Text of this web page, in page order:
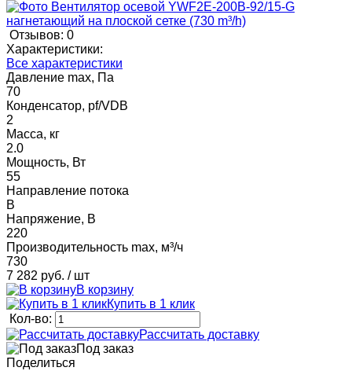
Отзывов: 0
Характеристики:
Все характеристики
Давление max, Па
70
Конденсатор, pf/VDB
2
Масса, кг
2.0
Мощность, Вт
55
Направление потока
B
Напряжение, В
220
Производительность max, м³/ч
730
7 282 руб. / шт
В корзину
Купить в 1 клик
Кол-во:
Рассчитать доставку
Под заказ
Поделиться